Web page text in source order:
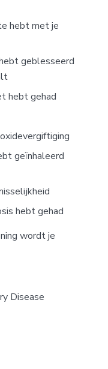
hebt met je
geblesseerd
hebt gehad
geïnhaleerd
hebt gehad
wordt je
Disease